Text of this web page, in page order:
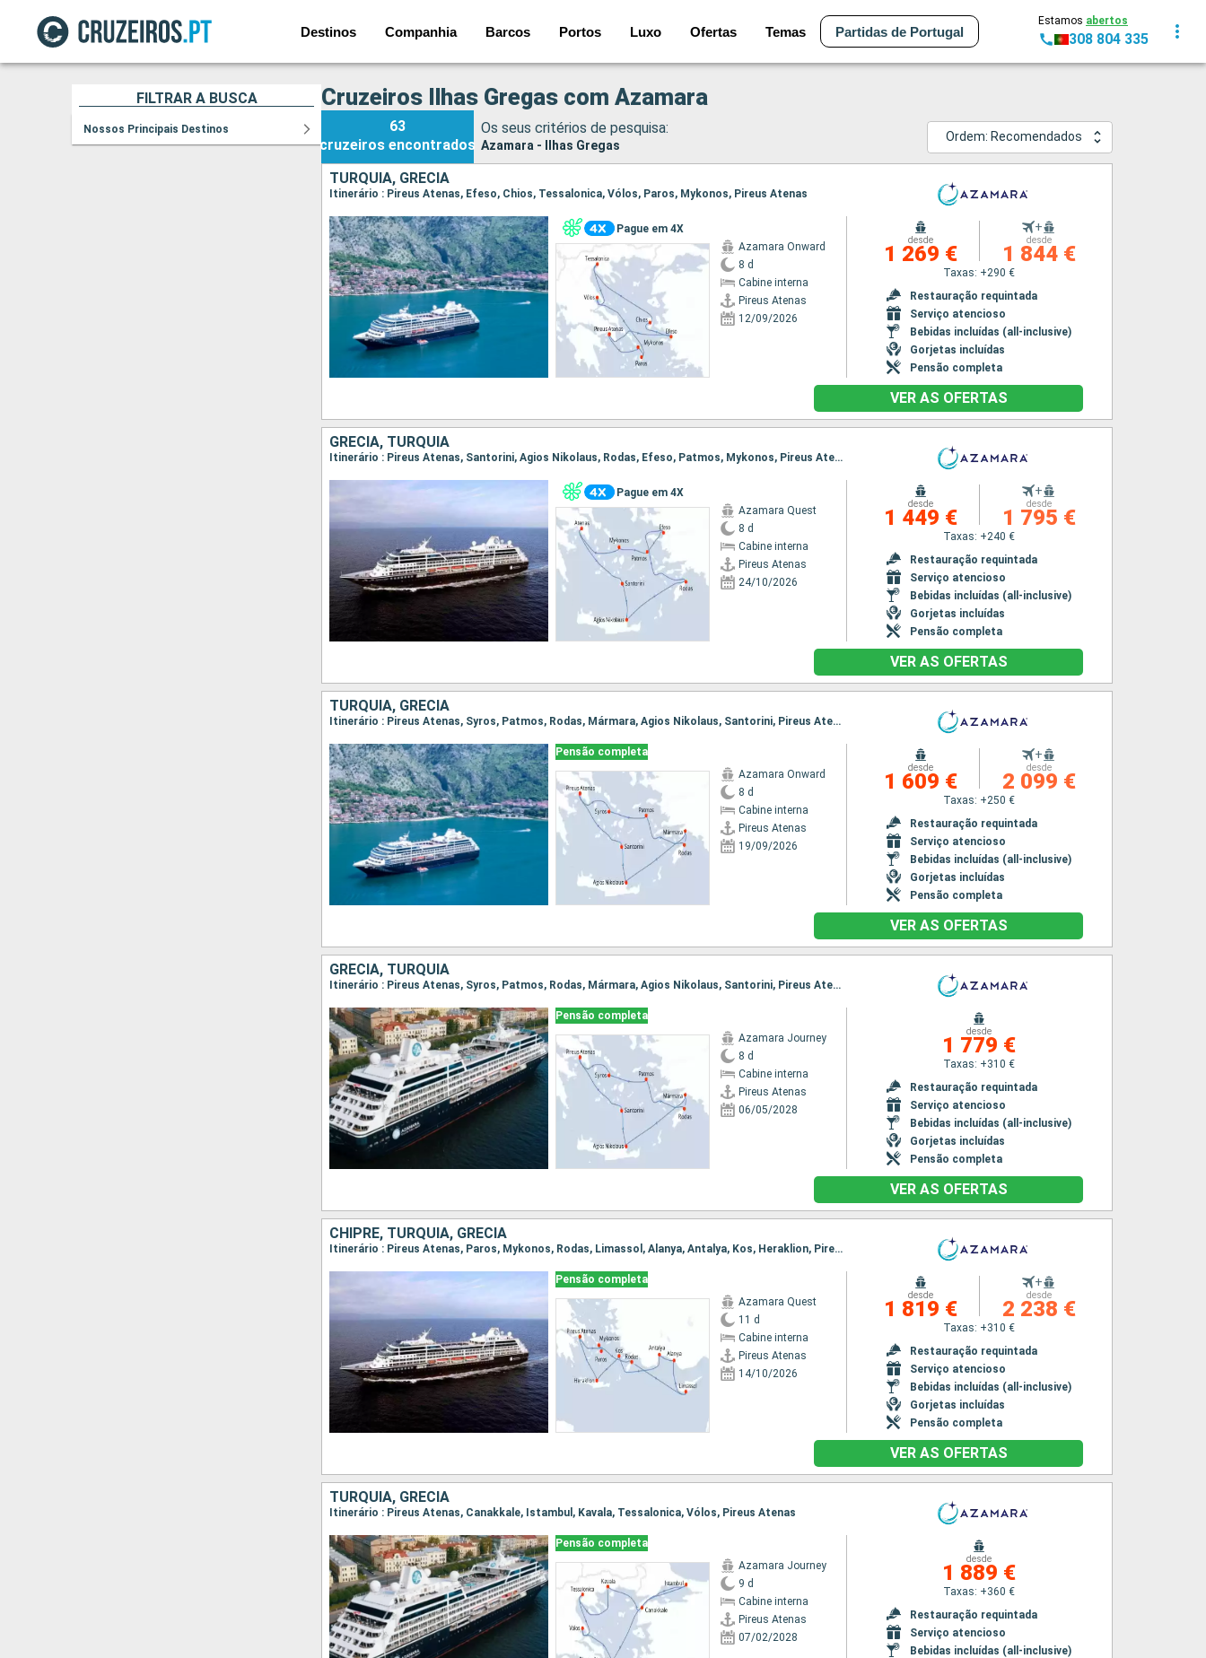
Destinos Companhia Barcos Portos Luxo Ofertas Temas Partidas de Portugal
Estamos abertos
308 804 335
FILTRAR A BUSCA
Nossos Principais Destinos
Cruzeiros Ilhas Gregas com Azamara
63
cruzeiros encontrados
Os seus critérios de pesquisa:
Azamara - Ilhas Gregas
Ordem: Recomendados
TURQUIA, GRÉCIA
Itinerário : Pireus Atenas, Efeso, Chios, Tessalonica, Vólos, Paros, Mykonos, Pireus Atenas
Pague em 4X
Azamara Onward
8 d
Cabine interna
Pireus Atenas
12/09/2026
desde
1 269 €
+
desde
1 844 €
Taxas: +290 €
Restauração requintada
Serviço atencioso
Bebidas incluídas (all-inclusive)
Gorjetas incluídas
Pensão completa
VER AS OFERTAS
GRÉCIA, TURQUIA
Itinerário : Pireus Atenas, Santorini, Agios Nikolaus, Rodas, Efeso, Patmos, Mykonos, Pireus Atenas
Pague em 4X
Azamara Quest
8 d
Cabine interna
Pireus Atenas
24/10/2026
desde
1 449 €
+
desde
1 795 €
Taxas: +240 €
Restauração requintada
Serviço atencioso
Bebidas incluídas (all-inclusive)
Gorjetas incluídas
Pensão completa
VER AS OFERTAS
TURQUIA, GRÉCIA
Itinerário : Pireus Atenas, Syros, Patmos, Rodas, Mármara, Agios Nikolaus, Santorini, Pireus Atenas
Pensão completa
Azamara Onward
8 d
Cabine interna
Pireus Atenas
19/09/2026
desde
1 609 €
+
desde
2 099 €
Taxas: +250 €
Restauração requintada
Serviço atencioso
Bebidas incluídas (all-inclusive)
Gorjetas incluídas
Pensão completa
VER AS OFERTAS
GRÉCIA, TURQUIA
Itinerário : Pireus Atenas, Syros, Patmos, Rodas, Mármara, Agios Nikolaus, Santorini, Pireus Atenas
Pensão completa
Azamara Journey
8 d
Cabine interna
Pireus Atenas
06/05/2028
desde
1 779 €
Taxas: +310 €
Restauração requintada
Serviço atencioso
Bebidas incluídas (all-inclusive)
Gorjetas incluídas
Pensão completa
VER AS OFERTAS
CHIPRE, TURQUIA, GRÉCIA
Itinerário : Pireus Atenas, Paros, Mykonos, Rodas, Limassol, Alanya, Antalya, Kos, Heraklion, Pireus Atenas
Pensão completa
Azamara Quest
11 d
Cabine interna
Pireus Atenas
14/10/2026
desde
1 819 €
+
desde
2 238 €
Taxas: +310 €
Restauração requintada
Serviço atencioso
Bebidas incluídas (all-inclusive)
Gorjetas incluídas
Pensão completa
VER AS OFERTAS
TURQUIA, GRÉCIA
Itinerário : Pireus Atenas, Canakkale, Istambul, Kavala, Tessalonica, Vólos, Pireus Atenas
Pensão completa
Azamara Journey
9 d
Cabine interna
Pireus Atenas
07/02/2028
desde
1 889 €
Taxas: +360 €
Restauração requintada
Serviço atencioso
Bebidas incluídas (all-inclusive)